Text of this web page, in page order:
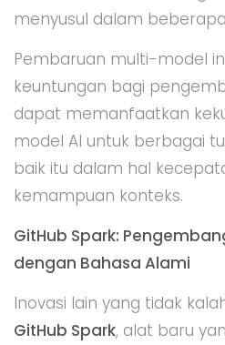
menyusul dalam
Pembaruan multi-model
keuntungan bagi
dapat memanfaatkan
model AI untuk berbagai
baik itu dalam hal
kemampuan konteks.
GitHub Spark:
dengan Bahasa Alami
Inovasi lain yang tidak
GitHub Spark, alat baru